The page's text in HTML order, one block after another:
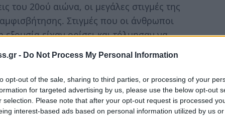
- Do Not Process My Personal Information
opt-out of the sale, sharing to third parties, or processing of your
for targeted advertising by us, please use the below opt-out
selection. Please note that after your opt-out request is processed
interest-based ads based on personal information utilized by us
του 20ού αιώνα, οι μεγάλες στιγμές της
Στιγμές που οι άνθρωποι
είχαν ορίσει και τόλμησαν να
νέο.
Όταν ο κόσμος δεν
στους δρόμους, αλλά μια σιωπηλή
το σύστημα, αντί να φοβάται την